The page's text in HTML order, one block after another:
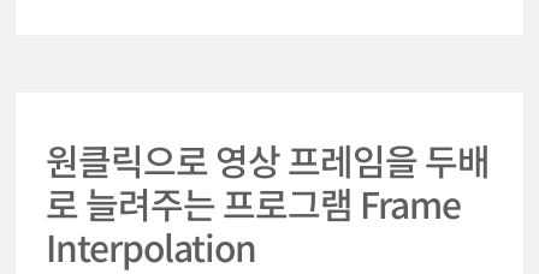
원클릭으로 영상 프레임을 두배
로 늘려주는 프로그램 Frame
Interpolation